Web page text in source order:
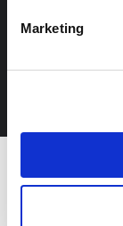
Marketing